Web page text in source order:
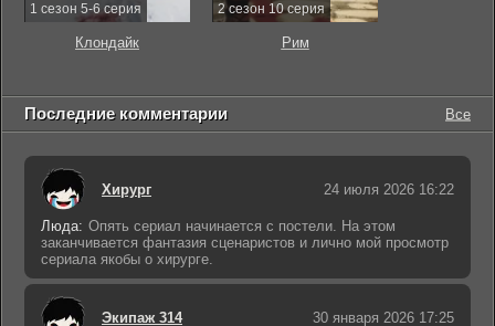
1 сезон 5-6 серия
Клондайк
2 сезон 10 серия
Рим
Последние комментарии Все
Хирург 24 июля 2026 16:22
Люда: Опять сериал начинается с постели. На этом
заканчивается фантазия сценаристов и лично мой просмотр
сериала якобы о хирурге.
Экипаж 314 30 января 2026 17:25